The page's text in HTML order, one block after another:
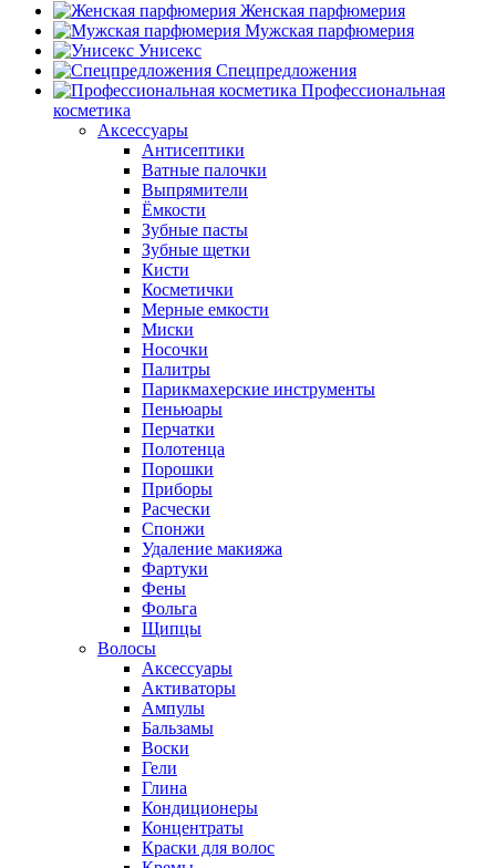
Женская парфюмерия
Мужская парфюмерия
Унисекс
Спецпредложения
Профессиональная
косметика
Аксессуары
Антисептики
Ватные палочки
Выпрямители
Ёмкости
Зубные пасты
Зубные щетки
Кисти
Косметички
Мерные емкости
Миски
Носочки
Палитры
Парикмахерские инструменты
Пеньюары
Перчатки
Полотенца
Порошки
Приборы
Расчески
Спонжи
Удаление макияжа
Фартуки
Фены
Фольга
Щипцы
Волосы
Аксессуары
Активаторы
Ампулы
Бальзамы
Воски
Гели
Глина
Кондиционеры
Концентраты
Краски для волос